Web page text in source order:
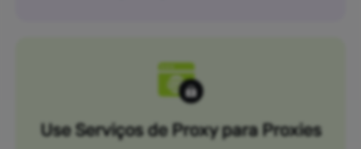
Use Serviços de Proxy para Proxies